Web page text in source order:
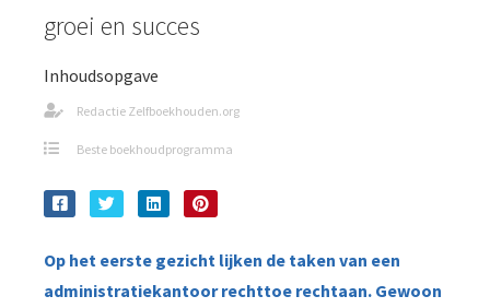
groei en succes
Inhoudsopgave
Redactie Zelfboekhouden.org
Beste boekhoudprogramma
Op het eerste gezicht lijken de taken van een
administratiekantoor rechttoe rechtaan. Gewoon